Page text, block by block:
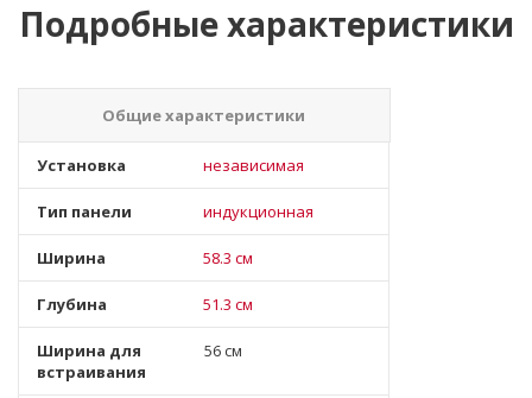
Подробные характеристики
Общие характеристики
Установка независимая
Тип панели индукционная
Ширина 58.3 см
Глубина 51.3 см
Ширина для
встраивания
56 см